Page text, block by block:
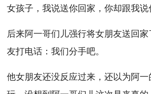
女孩子，我说送你回家，你却跟我说
后来阿一哥们儿强行将女朋友送回
友打电话：我们分手吧。
他女朋友还没反应过来，还以为阿